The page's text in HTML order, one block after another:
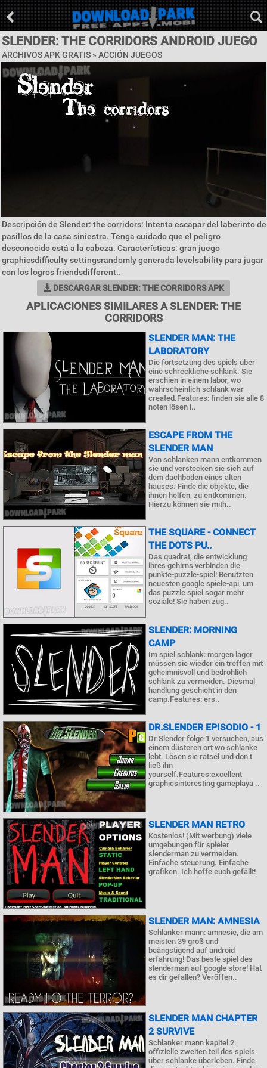
SLENDER: THE CORRIDORS ANDROID JUEGO
ARCHIVOS APK GRATIS » ACCIÓN JUEGOS
Descripción de Slender: the corridors: Intenta escapar del laberinto de
pasillos de la casa siniestra. Tenga cuidado que el peligro
desconocido está a la cabeza. Características: gran juego
graphicsdifficulty settingsrandomly generada levelsability para jugar
con los logros friendsdifferent..
DESCARGAR SLENDER: THE CORRIDORS APK
APLICACIONES SIMILARES A SLENDER: THE
CORRIDORS
SLENDER MAN: THE
LABORATORY
Die fortsetzung des spiels über
eine schreckliche schlank. Sie
erschien in einem labor, wo
wahrscheinlich schlank war
created.Features: finden sie alle 8
noten lösen i..
ESCAPE FROM THE
SLENDER MAN
Von schlanken mann entkommen
sie und verstecken sie sich auf
dem dachboden eines alten
hauses. Finde die objekte, die
ihnen helfen, zu entkommen.
Hierzu können sie mith..
THE SQUARE - CONNECT
THE DOTS PU..
Das quadrat, die entwicklung
ihres gehirns verbinden die
punkte-puzzle-spiel! Benutzten
neuesten google spiele-api, um
das puzzle spiel sogar mehr
soziale! Sie haben zug..
SLENDER: MORNING
CAMP
Im spiel schlank: morgen lager
müssen sie wieder ein treffen mit
geheimnisvoll und bedrohlich
schlank zu vermeiden. Diesmal
handlung geschieht in den
camp.Features: ers..
DR.SLENDER EPISODIO - 1
Dr.Slender folge 1 versuchen, aus
einem düsteren ort wo schlanke
lebt. Lösen sie rätsel und don t
ließ ihn
yourself.Features:excellent
graphicsinteresting gameplaya ..
SLENDER MAN RETRO
Kostenlos! (Mit werbung) viele
umgebungen für spieler
slenderman zu vermeiden.
Einfache steuerung. Einfache
grafiken. Ich hoffe euch gefällt!
SLENDER MAN: AMNESIA
Schlanker mann: amnesie, die am
meisten 39 groß und
beängstigend auf android
erfahrung! Das beste spiel des
slenderman auf google store! Hat
es dir gefallen? Veröffen..
SLENDER MAN CHAPTER
2 SURVIVE
Schlanker mann kapitel 2:
offizielle zweiten teil des spiels
über schlanke überleben. Finde